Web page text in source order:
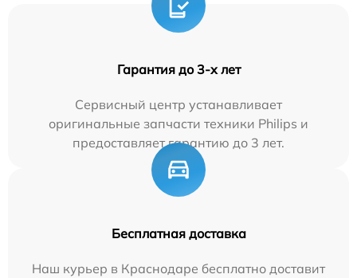
Гарантия до 3-х лет
Сервисный центр устанавливает
оригинальные запчасти техники Philips и
предоставляет гарантию до 3 лет.
Бесплатная доставка
Наш курьер в Краснодаре бесплатно доставит